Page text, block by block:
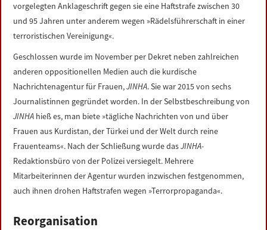
vorgelegten Anklageschrift gegen sie eine Haftstrafe zwischen 30
und 95 Jahren unter anderem wegen »Rädelsführerschaft in einer
terroristischen Vereinigung«.
Geschlossen wurde im November per Dekret neben zahlreichen
anderen oppositionellen Medien auch die kurdische
Nachrichtenagentur für Frauen,JINHA. Sie war 2015 von sechs
Journalistinnen gegründet worden. In der Selbstbeschreibung von
JINHA hieß es, man biete »tägliche Nachrichten von und über
Frauen aus Kurdistan, der Türkei und der Welt durch reine
Frauenteams«. Nach der Schließung wurde dasJINHA-
Redaktionsbüro von der Polizei versiegelt. Mehrere
Mitarbeiterinnen der Agentur wurden inzwischen festgenommen,
auch ihnen drohen Haftstrafen wegen »Terrorpropaganda«.
Reorganisation